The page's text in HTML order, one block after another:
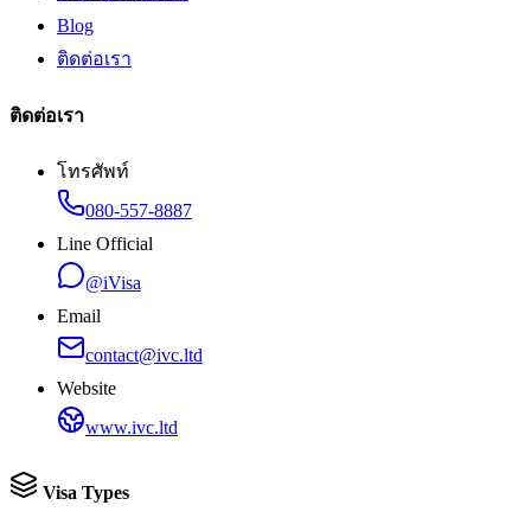
Blog
ติดต่อเรา
ติดต่อเรา
โทรศัพท์
080-557-8887
Line Official
@iVisa
Email
contact@ivc.ltd
Website
www.ivc.ltd
Visa Types